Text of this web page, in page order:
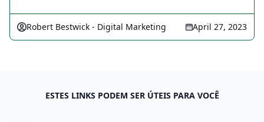
Robert Bestwick - Digital Marketing April 27, 2023
ESTES LINKS PODEM SER ÚTEIS PARA VOCÊ